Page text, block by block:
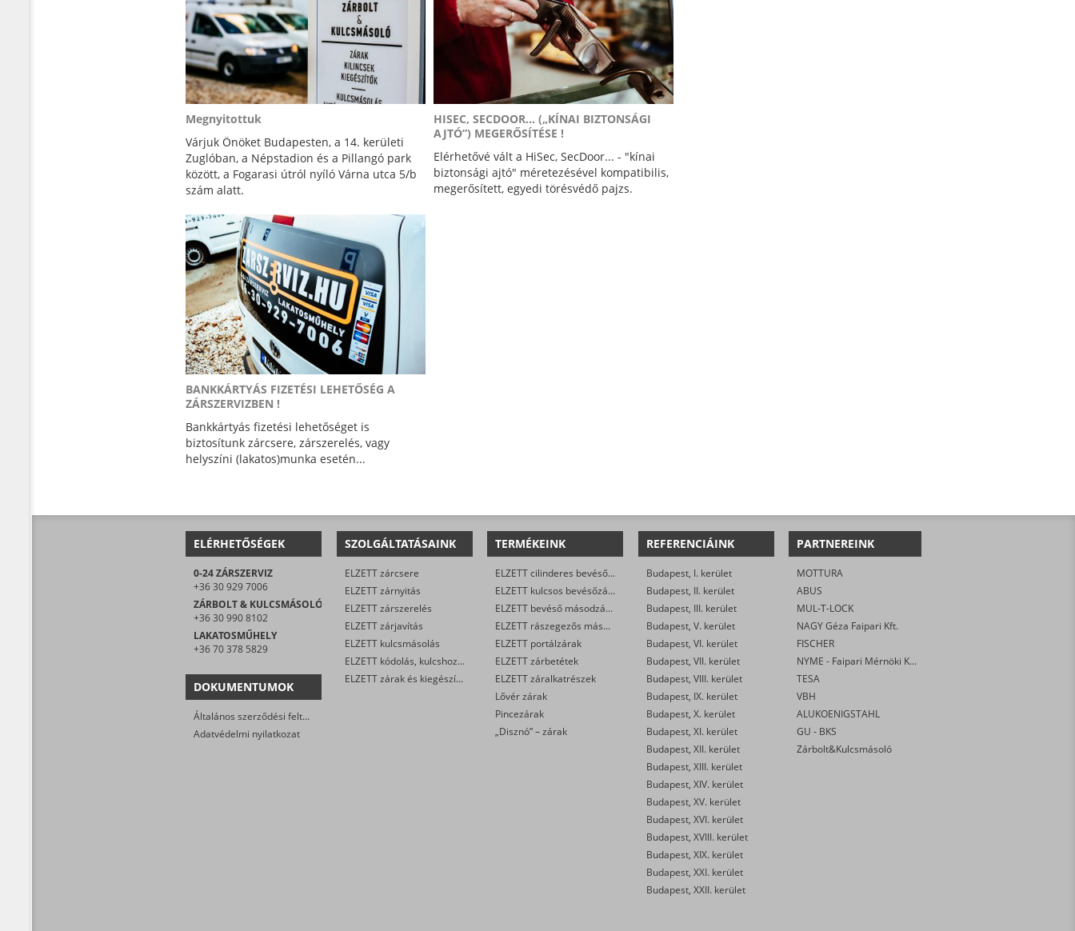
Megnyitottuk
Várjuk Önöket Budapesten, a 14. kerületi
Zuglóban, a Népstadion és a Pillangó park
között, a Fogarasi útról nyíló Várna utca 5/b
szám alatt.
HISEC, SECDOOR... („KÍNAI BIZTONSÁGI
AJTÓ”) MEGERŐSÍTÉSE !
Elérhetővé vált a HiSec, SecDoor... - "kínai
biztonsági ajtó" méretezésével kompatibilis,
megerősített, egyedi törésvédő pajzs.
BANKKÁRTYÁS FIZETÉSI LEHETŐSÉG A
ZÁRSZERVIZBEN !
Bankkártyás fizetési lehetőséget is
biztosítunk zárcsere, zárszerelés, vagy
helyszíni (lakatos)munka esetén...
ELÉRHETŐSÉGEK
0-24 ZÁRSZERVIZ
+36 30 929 7006
ZÁRBOLT & KULCSMÁSOLÓ
+36 30 990 8102
LAKATOSMŰHELY
+36 70 378 5829
DOKUMENTUMOK
Általános szerződési feltételek
Adatvédelmi nyilatkozat
SZOLGÁLTATÁSAINK
ELZETT zárcsere
ELZETT zárnyitás
ELZETT zárszerelés
ELZETT zárjavítás
ELZETT kulcsmásolás
ELZETT kódolás, kulcshoz zárbetét készítése
ELZETT zárak és kiegészítők kereskedelme
TERMÉKEINK
ELZETT cilinderes bevéső-zárak
ELZETT kulcsos bevésőzárak
ELZETT bevéső másodzárak
ELZETT rászegezős másodzárak
ELZETT portálzárak
ELZETT zárbetétek
ELZETT záralkatrészek
Lővér zárak
Pincezárak
„Disznó” – zárak
REFERENCIÁINK
Budapest, I. kerület
Budapest, II. kerület
Budapest, III. kerület
Budapest, V. kerület
Budapest, VI. kerület
Budapest, VII. kerület
Budapest, VIII. kerület
Budapest, IX. kerület
Budapest, X. kerület
Budapest, XI. kerület
Budapest, XII. kerület
Budapest, XIII. kerület
Budapest, XIV. kerület
Budapest, XV. kerület
Budapest, XVI. kerület
Budapest, XVIII. kerület
Budapest, XIX. kerület
Budapest, XXI. kerület
Budapest, XXII. kerület
PARTNEREINK
MOTTURA
ABUS
MUL-T-LOCK
NAGY Géza Faipari Kft.
FISCHER
NYME - Faipari Mérnöki Kar
TESA
VBH
ALUKOENIGSTAHL
GU - BKS
Zárbolt&Kulcsmásoló